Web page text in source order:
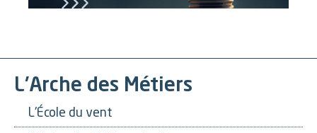
L'Arche des Métiers
L'École du vent